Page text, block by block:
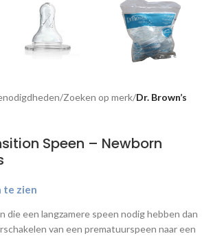
Zoeken op merk Dr. Brown’s
Speen – Newborn
te zien
die een langzamere speen nodig hebben dan
van een prematuurspeen naar een